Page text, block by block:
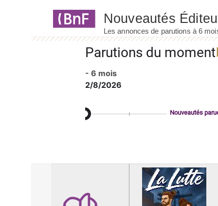
Parutions du moment
- 6 mois
2/8/2026
Nouveautés